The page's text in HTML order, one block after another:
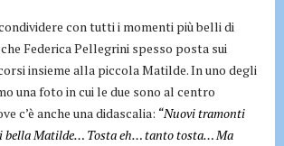
con tutti i momenti più belli di
Federica Pellegrini spesso posta sui
insieme alla piccola Matilde. In uno degli
una foto in cui le due sono al centro
c’è anche una didascalia: “Nuovi tramonti
bella Matilde… Tosta eh… tanto tosta… Ma